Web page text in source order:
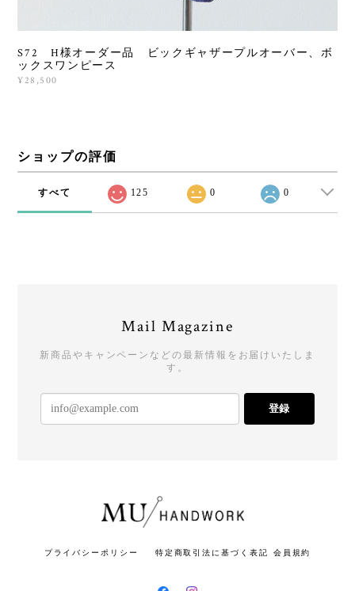
S72 H様オーダー品 ビックギャザープルオーバー、ボ
ックスワンピース
¥28,500
ショップの評価
すべて 125 0 0
Mail Magazine
新商品やキャンペーンなどの最新情報をお届けいたしま
す。
登録
プライバシーポリシー 特定商取引法に基づく表記 会員規約